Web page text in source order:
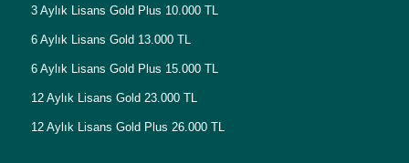
3 Aylık Lisans Gold Plus 10.000 TL
6 Aylık Lisans Gold 13.000 TL
6 Aylık Lisans Gold Plus 15.000 TL
12 Aylık Lisans Gold 23.000 TL
12 Aylık Lisans Gold Plus 26.000 TL